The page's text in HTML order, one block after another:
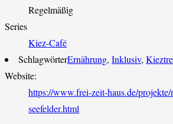
Regelmäßig
Series
Kiez-Café
SchlagwörterErnährung, Inklusiv,
Website:
https://www.frei-zeit-haus.de/
seefelder.html